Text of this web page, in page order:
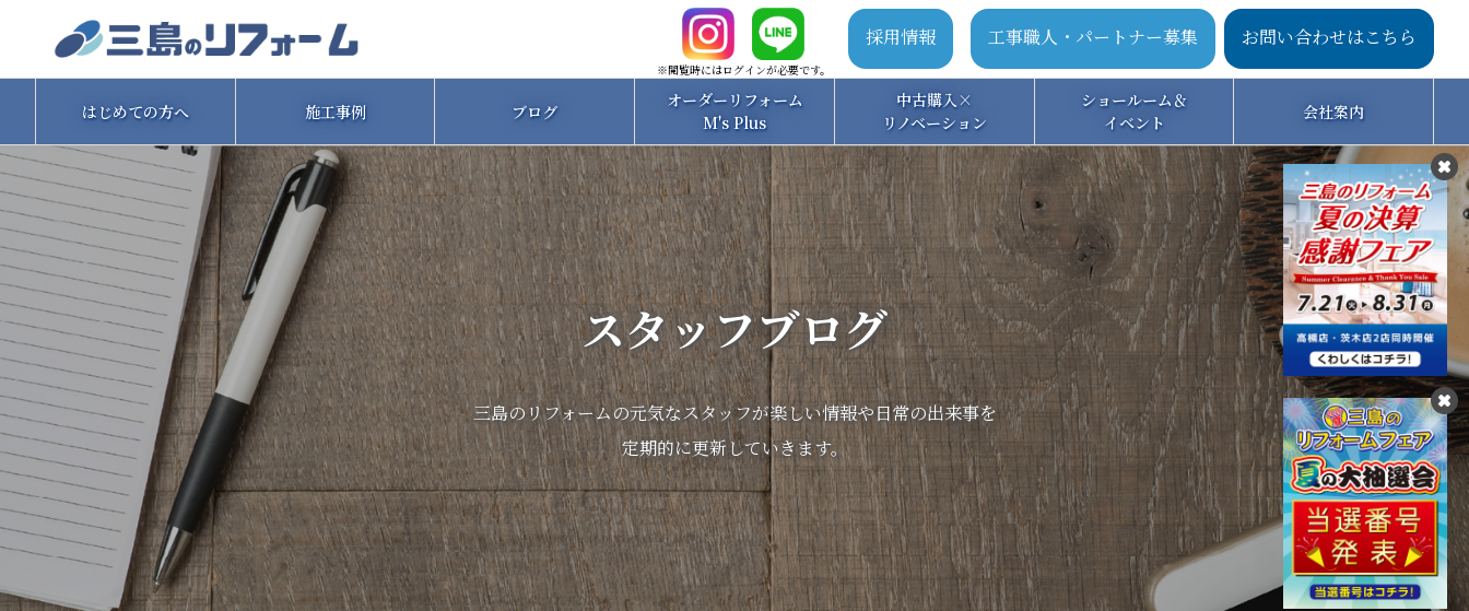
※閲覧時にはログインが必要です。
採用情報 工事職人・パートナー募集 お問い合わせはこちら
はじめての方へ 施工事例 ブログ
オーダーリフォーム
M's Plus
中古購入×
リノベーション
ショールーム＆
イベント
会社案内
スタッフブログ
三島のリフォームの元気なスタッフが楽しい情報や日常の出来事を
定期的に更新していきます。